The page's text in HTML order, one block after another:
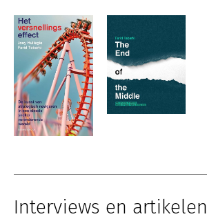
Interviews en artikelen